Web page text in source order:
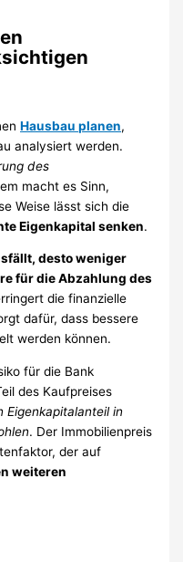
Hausbau planen,
analysiert werden.
des
macht es Sinn,
Weise lässt sich die
Eigenkapital senken.
desto weniger
für die Abzahlung des
die finanzielle
dafür, dass bessere
werden können.
für die Bank
des Kaufpreises
Eigenkapitalanteil in
. Der Immobilienpreis
der auf
weiteren